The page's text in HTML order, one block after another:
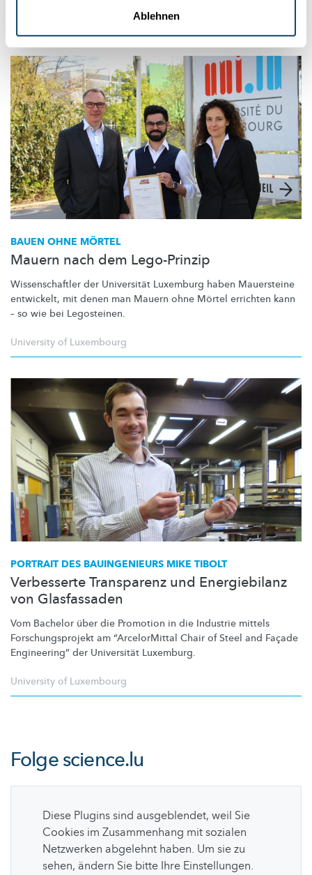
Ablehnen
Lindab-Astron
BAUEN OHNE MÖRTEL
Mauern nach dem Lego-Prinzip
Wissenschaftler der Universität Luxemburg haben Mauersteine
entwickelt, mit denen man Mauern ohne Mörtel errichten kann
– so wie bei Legosteinen.
University of Luxembourg
PORTRAIT DES BAUINGENIEURS MIKE TIBOLT
Verbesserte Transparenz und Energiebilanz
von Glasfassaden
Vom Bachelor über die Promotion in die Industrie mittels
Forschungsprojekt am “ArcelorMittal Chair of Steel and Façade
Engineering” der Universität Luxemburg.
University of Luxembourg
Folgescience.lu
Diese Plugins sind ausgeblendet, weil Sie
Cookies im Zusammenhang mit sozialen
Netzwerken abgelehnt haben. Um sie zu
sehen, ändern Sie bitte Ihre Einstellungen.